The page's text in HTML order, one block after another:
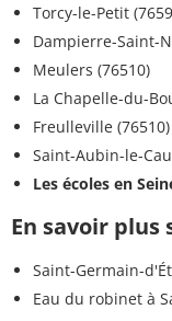
Torcy-le-Petit
Dampierre-Saint-
Meulers (76510)
La Chapelle-du-
Freulleville (76510)
Saint-Aubin-le-
Les écoles en
En savoir plus
Saint-Germain-
Eau du robinet à